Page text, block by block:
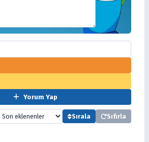
Yorum Yap
Sırala Sıfırla